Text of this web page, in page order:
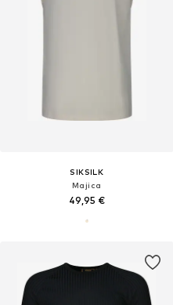
SIKSILK
Majica
49,95 €